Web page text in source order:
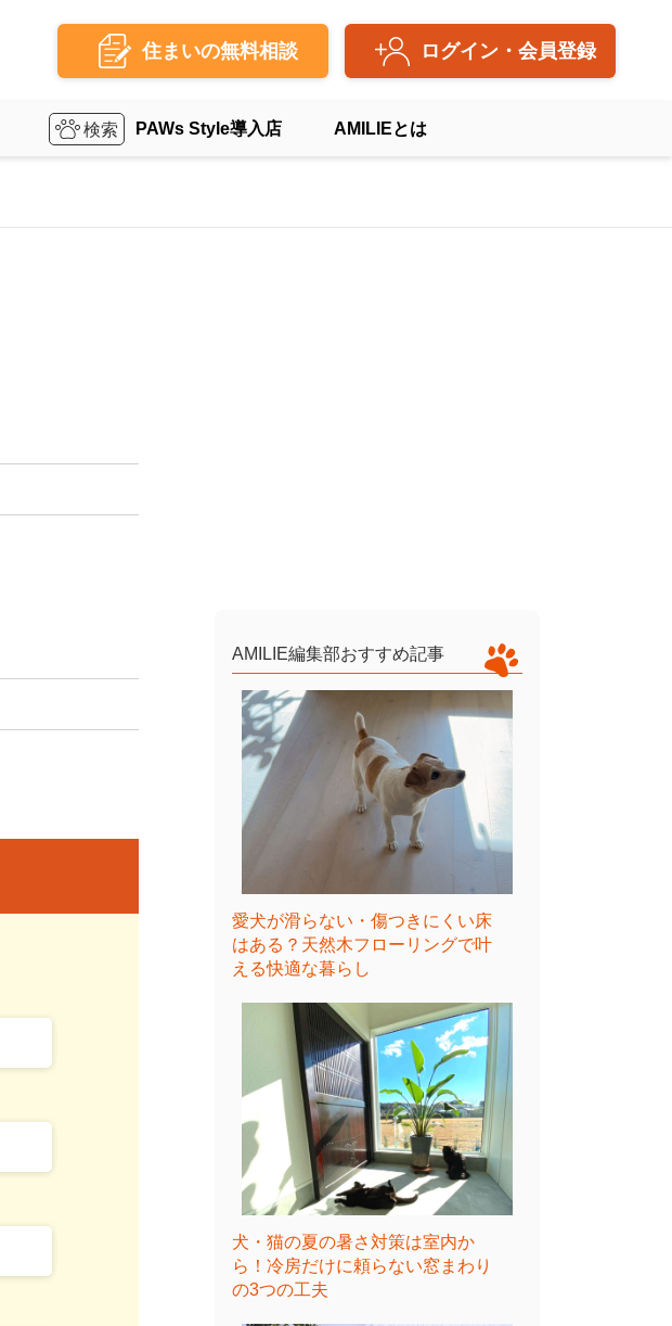
住まいの無料相談 ログイン・会員登録
PAWs Style導入店 AMILIEとは
AMILIE編集部おすすめ記事
愛犬が滑らない・傷つきにくい床
はある？天然木フローリングで叶
える快適な暮らし
犬・猫の夏の暑さ対策は室内か
ら！冷房だけに頼らない窓まわり
の3つの工夫